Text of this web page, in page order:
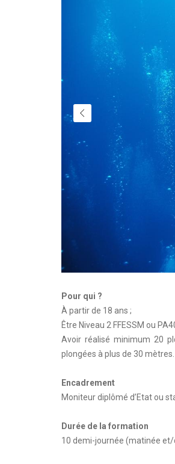
Pour qui ?
À partir de 18 ans ;
Être Niveau 2 FFESSM ou
Avoir réalisé minimum 20
plongées à plus de 30 mètres.
Encadrement
Moniteur diplômé d’Etat ou
Durée de la formation
10 demi-journée (matinée